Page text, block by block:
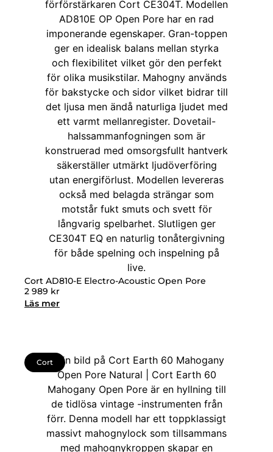
Cort AD810-E Electro-Acoustic Open Pore
2 989 kr
Läs mer
Cort